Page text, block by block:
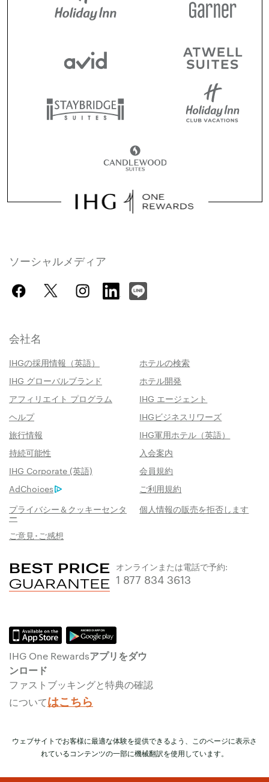
ソーシャルメディア
会社名
IHGの採用情報（英語）
ホテルの検索
IHG グローバルブランド
ホテル開発
アフィリエイト プログラム
IHG エージェント
ヘルプ
IHGビジネスリワーズ
旅行情報
IHG軍用ホテル（英語）
持続可能性
入会案内
IHG Corporate (英語)
会員規約
AdChoices
ご利用規約
プライバシー＆クッキーセンタ
ー
個人情報の販売を拒否します
ご意見･ご感想
オンラインまたは電話で予約:
1 877 834 3613
IHG One Rewardsアプリをダウ
ンロード
ファストブッキングと特典の確認
についてはこちら
ウェブサイトでお客様に最適な体験を提供できるよう、このページに表示さ
れているコンテンツの一部に機械翻訳を使用しています。